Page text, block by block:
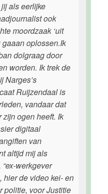
als eerlijke
ook
moordzaak ‘uit
gaaan oplossen.Ik
dolgraag door
worden. Ik trek de
Narges’s
Ruijzendaal is
vandaar dat
ogen heeft. Ik
digitaal
van
altijd mij als
werkgever
de video kei- en
politie, voor Justitie